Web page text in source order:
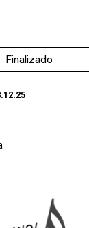
Finalizado